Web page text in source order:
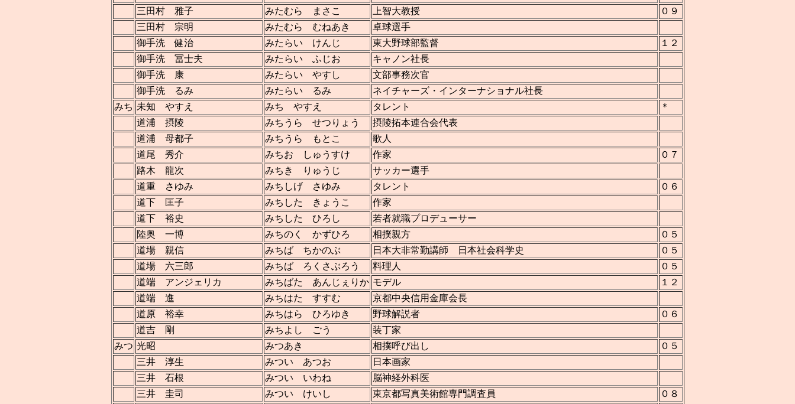
三田村 雅子
みたむら まさこ 上智大教授
０９
三田村 宗明
みたむら むねあき
卓球選手
御手洗 健治
みたらい けんじ 東大野球部監督
１２
御手洗 冨士夫
みたらい ふじお
キャノン社長
御手洗 康
みたらい やすし
文部事務次官
御手洗 るみ
みたらい るみ
ネイチャーズ・インターナショナル社長
みち 未知 やすえ みち やすえ タレント
＊
道浦 摂陵
みちうら せつりょう
摂陵拓本連合会代表
道浦 母都子
みちうら もとこ
歌人
道尾 秀介
みちお しゅうすけ 作家
０７
路木 龍次
みちき りゅうじ
サッカー選手
道重 さゆみ
みちしげ さゆみ タレント
０６
道下 匡子
みちした きょうこ
作家
道下 裕史
みちした ひろし
若者就職プロデューサー
陸奥 一博
みちのく かずひろ 相撲親方
０５
道場 親信
みちば ちかのぶ 日本大非常勤講師 日本社会科学史
０５
道場 六三郎
みちば ろくさぶろう 料理人
０５
道端 アンジェリカ
みちばた あんじぇりか モデル
１２
道端 進
みちはた すすむ
京都中央信用金庫会長
道原 裕幸
みちはら ひろゆき 野球解説者
０６
道吉 剛
みちよし ごう
装丁家
みつ 光昭 みつあき 相撲呼び出し
０５
三井 淳生
みつい あつお
日本画家
三井 石根
みつい いわね
脳神経外科医
三井 圭司
みつい けいし 東京都写真美術館専門調査員
０８